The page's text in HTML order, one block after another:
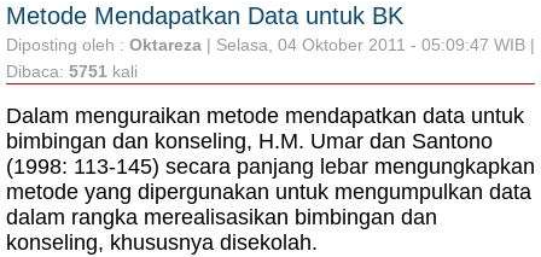
Metode Mendapatkan Data untuk BK
Diposting oleh : Oktareza | Selasa, 04 Oktober 2011 - 05:09:47 WIB |
Dibaca: 5751 kali
Dalam menguraikan metode mendapatkan data untuk
bimbingan dan konseling, H.M. Umar dan Santono
(1998: 113-145) secara panjang lebar mengungkapkan
metode yang dipergunakan untuk mengumpulkan data
dalam rangka merealisasikan bimbingan dan
konseling, khususnya disekolah.